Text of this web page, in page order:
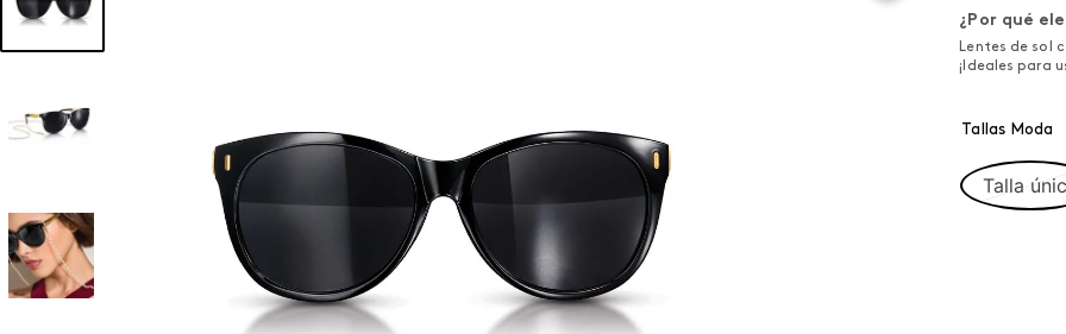
¿Por qué
Lentes de sol
¡Ideales para
Tallas Moda
Talla